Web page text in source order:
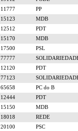
11777
PP
15123
MDB
12512
PDT
15170
MDB
17500
PSL
77777
12120
PDT
77123
65658
PC do B
12444
PDT
15150
MDB
18018
REDE
20100
PSC